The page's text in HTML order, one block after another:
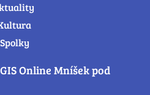
Spolky
Online Mníšek pod